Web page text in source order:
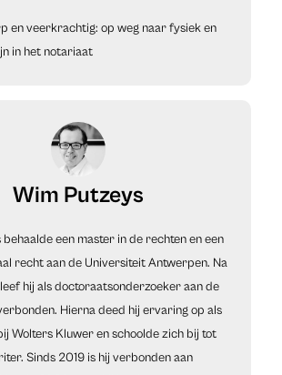
en veerkrachtig: op weg naar fysiek en
in het notariaat
Wim Putzeys
een master in de rechten en een
recht aan de Universiteit Antwerpen. Na
hij als doctoraatsonderzoeker aan de
Hierna deed hij ervaring op als
Wolters Kluwer en schoolde zich bij tot
Sinds 2019 is hij verbonden aan